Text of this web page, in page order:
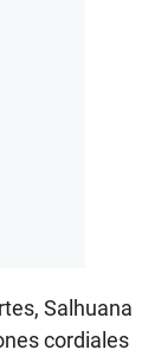
Salhuana
cordiales